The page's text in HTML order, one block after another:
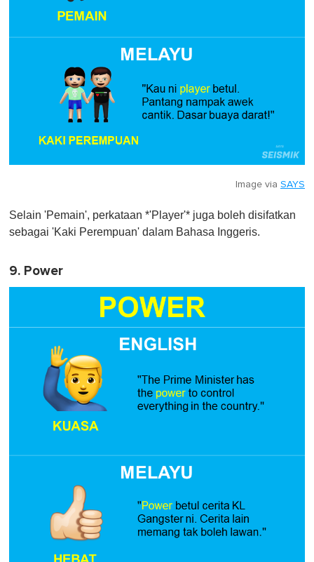
Image via SAYS
Selain 'Pemain', perkataan *'Player'* juga boleh disifatkan
sebagai 'Kaki Perempuan' dalam Bahasa Inggeris.
9. Power